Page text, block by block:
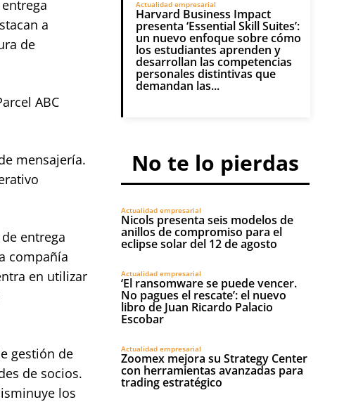
a
de
ABC
mensajería.
entrega
compañía
en utilizar
gestión de
de socios.
los
Actualidad empresarial
Harvard Business Impact
presenta ‘Essential Skill Suites’:
un nuevo enfoque sobre cómo
los estudiantes aprenden y
desarrollan las competencias
personales distintivas que
demandan las...
No te lo pierdas
Actualidad empresarial
Nicols presenta seis modelos de
anillos de compromiso para el
eclipse solar del 12 de agosto
Actualidad empresarial
‘El ransomware se puede vencer.
No pagues el rescate’: el nuevo
libro de Juan Ricardo Palacio
Escobar
Actualidad empresarial
Zoomex mejora su Strategy Center
con herramientas avanzadas para
trading estratégico